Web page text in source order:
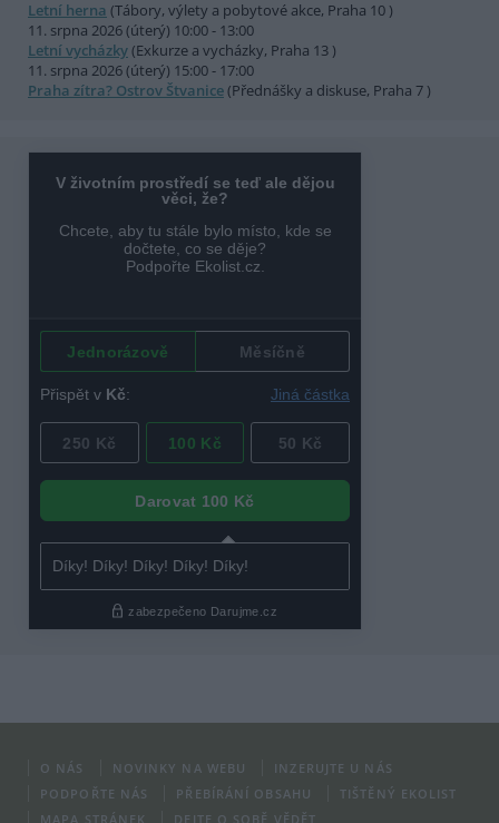
Letní herna (Tábory, výlety a pobytové akce, Praha 10 )
11. srpna 2026 (úterý) 10:00 - 13:00
Letní vycházky(Exkurze a vycházky, Praha 13 )
11. srpna 2026 (úterý) 15:00 - 17:00
Praha zítra? Ostrov Štvanice(Přednášky a diskuse, Praha 7 )
O NÁS NOVINKY NA WEBU
INZERUJTE U NÁS
PODPOŘTE NÁS
PŘEBÍRÁNÍ OBSAHU
TIŠTĚNÝ EKOLIST
MAPA STRÁNEK
DEJTE O SOBĚ VĚDĚT